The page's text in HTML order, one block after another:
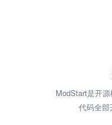
ModStart是开
代码全